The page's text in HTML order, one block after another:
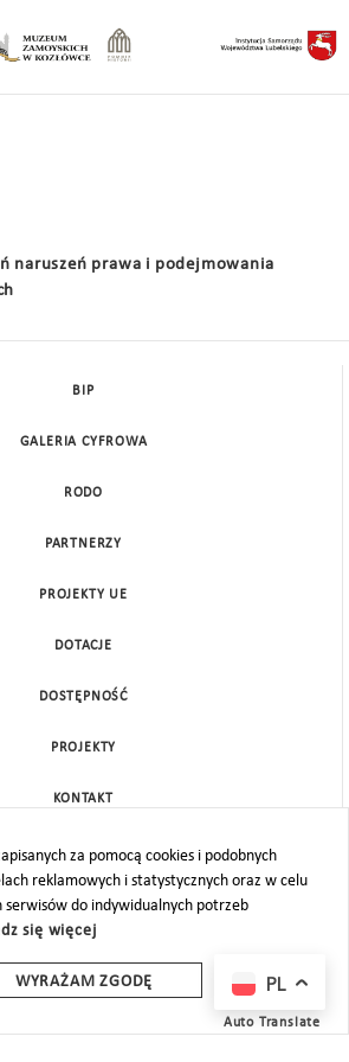
naruszeń prawa i podejmowania
za pomocą cookies i podobnych
reklamowych i statystycznych oraz w celu
serwisów do indywidualnych potrzeb
się więcej
WYRAŻAM ZGODĘ
BIP
GALERIA CYFROWA
RODO
PARTNERZY
PROJEKTY UE
DOTACJE
DOSTĘPNOŚĆ
PROJEKTY
KONTAKT
MAPA STRONY
PL
Auto Translate